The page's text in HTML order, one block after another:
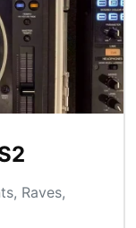
Raves,